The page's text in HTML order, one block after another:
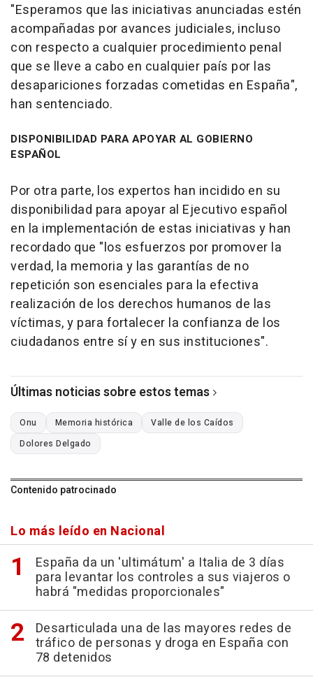
"Esperamos que las iniciativas anunciadas estén
acompañadas por avances judiciales, incluso
con respecto a cualquier procedimiento penal
que se lleve a cabo en cualquier país por las
desapariciones forzadas cometidas en España",
han sentenciado.
DISPONIBILIDAD PARA APOYAR AL GOBIERNO
ESPAÑOL
Por otra parte, los expertos han incidido en su
disponibilidad para apoyar al Ejecutivo español
en la implementación de estas iniciativas y han
recordado que "los esfuerzos por promover la
verdad, la memoria y las garantías de no
repetición son esenciales para la efectiva
realización de los derechos humanos de las
víctimas, y para fortalecer la confianza de los
ciudadanos entre sí y en sus instituciones".
Últimas noticias sobre estos temas
Onu Memoria histórica
Valle de los Caídos
Dolores Delgado
Contenido patrocinado
Lo más leído en Nacional
España da un 'ultimátum' a Italia de 3 días
para levantar los controles a sus viajeros o
habrá "medidas proporcionales"
Desarticulada una de las mayores redes de
tráfico de personas y droga en España con
78 detenidos